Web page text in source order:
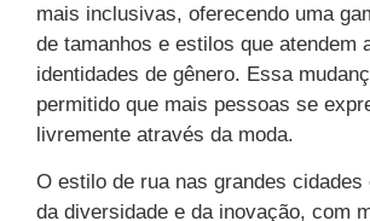
mais inclusivas, oferecendo uma
de tamanhos e estilos que atendem
identidades de gênero. Essa
permitido que mais pessoas se
livremente através da moda.
O estilo de rua nas grandes cidades
da diversidade e da inovação, com